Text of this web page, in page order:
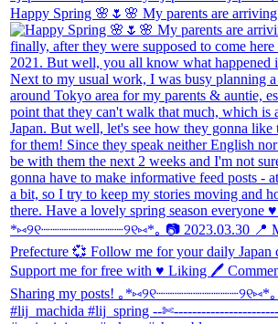
Happy Spring 🌸🌷🌸 My parents are arriving